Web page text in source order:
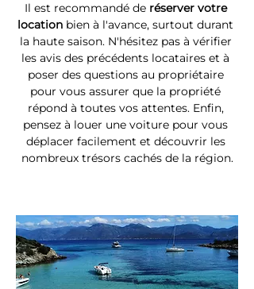
Il est recommandé de réserver votre
location bien à l'avance, surtout durant
la haute saison. N'hésitez pas à vérifier
les avis des précédents locataires et à
poser des questions au propriétaire
pour vous assurer que la propriété
répond à toutes vos attentes. Enfin,
pensez à louer une voiture pour vous
déplacer facilement et découvrir les
nombreux trésors cachés de la région.